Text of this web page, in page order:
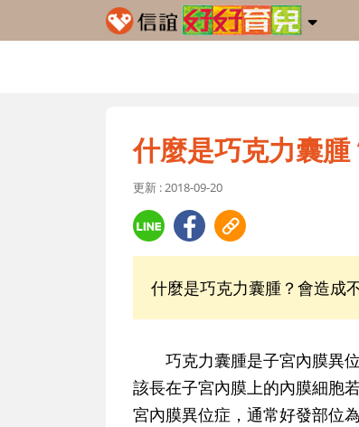
什麼是巧克力囊腫
更新 : 2018-09-20
什麼是巧克力囊腫？會造成
巧克力囊腫是子宮內膜異位
該長在子宮內膜上的內膜細胞
宮內膜異位症，通常好發部位